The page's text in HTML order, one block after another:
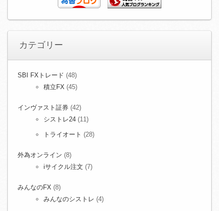
カテゴリー
SBI FXトレード (48)
積立FX (45)
インヴァスト証券 (42)
シストレ24 (11)
トライオート (28)
外為オンライン (8)
iサイクル注文 (7)
みんなのFX (8)
みんなのシストレ (4)